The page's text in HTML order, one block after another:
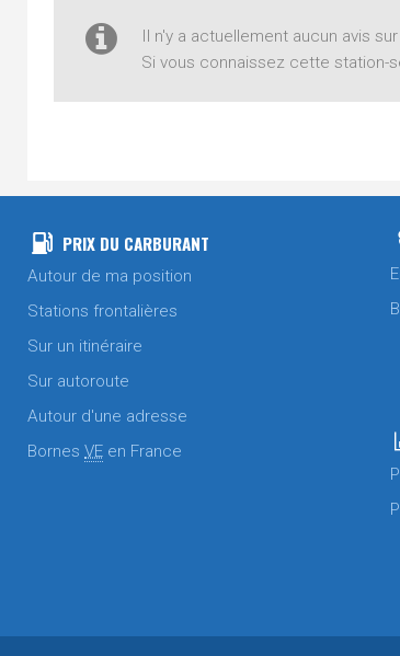
Il n'y a actuellement aucun avis
Si vous connaissez cette station-
PRIX DU CARBURANT
Autour de ma position
Stations frontalières
Sur un itinéraire
Sur autoroute
Autour d'une adresse
Bornes VE en France